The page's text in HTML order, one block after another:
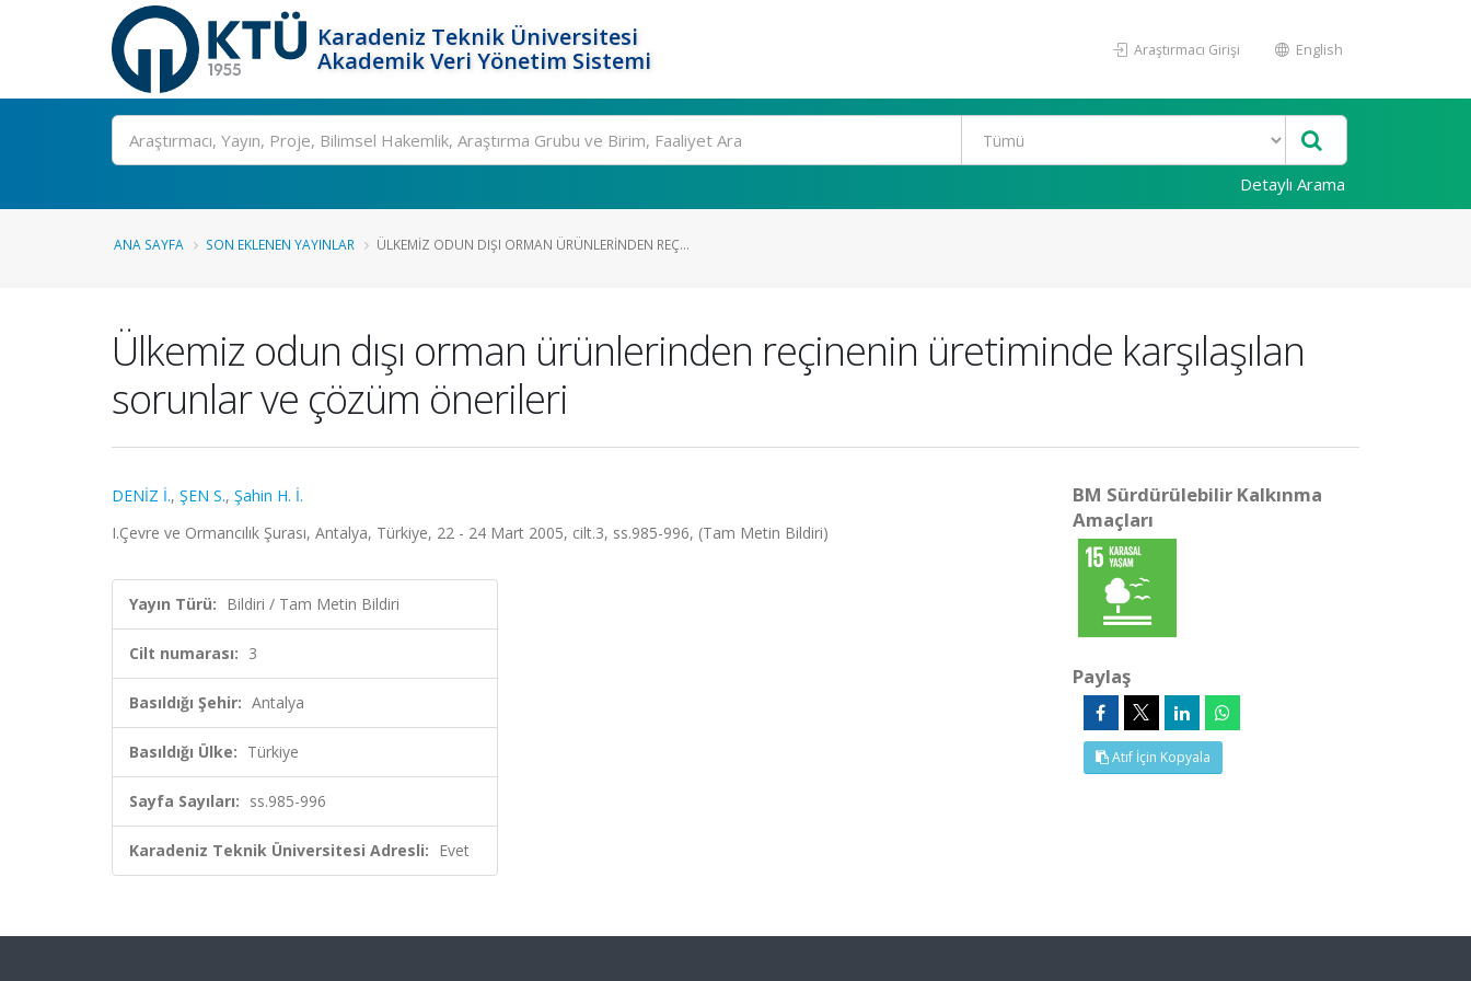
Karadeniz Teknik Üniversitesi
Akademik Veri Yönetim Sistemi
Araştırmacı Girişi English
Ara
Detaylı Arama
ANA SAYFA SON EKLENEN YAYINLAR ÜLKEMIZ ODUN DIŞI ORMAN ÜRÜNLERINDEN REÇ...
Ülkemiz odun dışı orman ürünlerinden reçinenin üretiminde karşılaşılan
sorunlar ve çözüm önerileri
DENİZ İ., ŞEN S., Şahin H. İ.
I.Çevre ve Ormancılık Şurası, Antalya, Türkiye, 22 - 24 Mart 2005, cilt.3, ss.985-996, (Tam Metin Bildiri)
Yayın Türü: Bildiri / Tam Metin Bildiri
Cilt numarası: 3
Basıldığı Şehir: Antalya
Basıldığı Ülke: Türkiye
Sayfa Sayıları: ss.985-996
Karadeniz Teknik Üniversitesi Adresli: Evet
BM Sürdürülebilir Kalkınma
Amaçları
Paylaş
Atıf İçin Kopyala